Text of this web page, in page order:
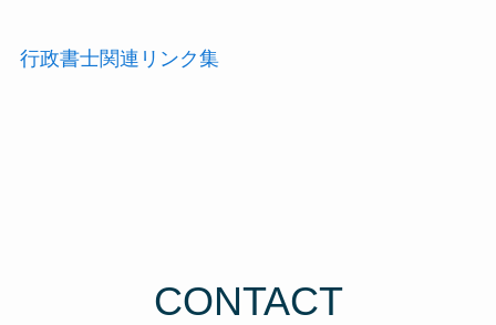
行政書士関連リンク集
CONTACT